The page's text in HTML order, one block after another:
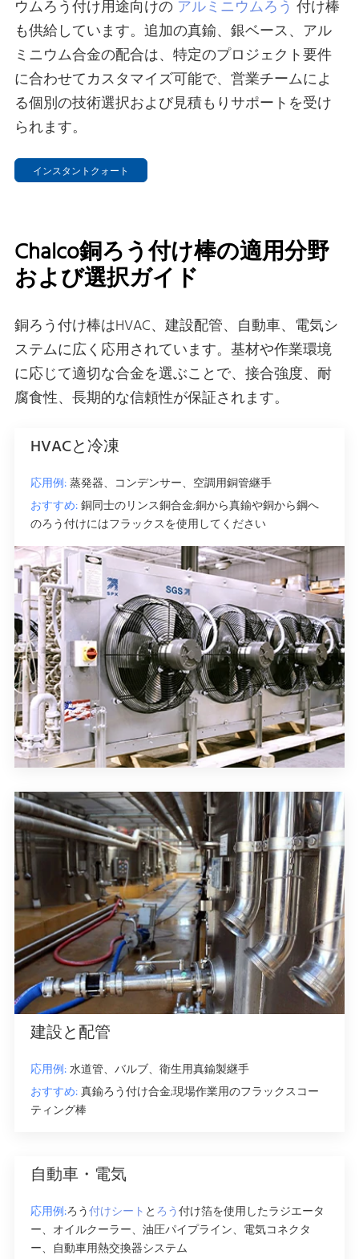
ウムろう付け用途向けの アルミニウムろう 付け棒
も供給しています。追加の真鍮、銀ベース、アル
ミニウム合金の配合は、特定のプロジェクト要件
に合わせてカスタマイズ可能で、営業チームによ
る個別の技術選択および見積もりサポートを受け
られます。
インスタントクォート
Chalco銅ろう付け棒の適用分野
および選択ガイド
銅ろう付け棒はHVAC、建設配管、自動車、電気シ
ステムに広く応用されています。基材や作業環境
に応じて適切な合金を選ぶことで、接合強度、耐
腐食性、長期的な信頼性が保証されます。
HVACと冷凍
応用例:蒸発器、コンデンサー、空調用銅管継手
おすすめ:銅同士のリンス銅合金;銅から真鍮や銅から鋼へ
のろう付けにはフラックスを使用してください
建設と配管
応用例:水道管、バルブ、衛生用真鍮製継手
おすすめ:真鍮ろう付け合金;現場作業用のフラックスコー
ティング棒
自動車・電気
応用例:ろう付けシート とろう付け箔を使用したラジエータ
ー、オイルクーラー、油圧パイプライン、電気コネクタ
ー、自動車用熱交換器システム